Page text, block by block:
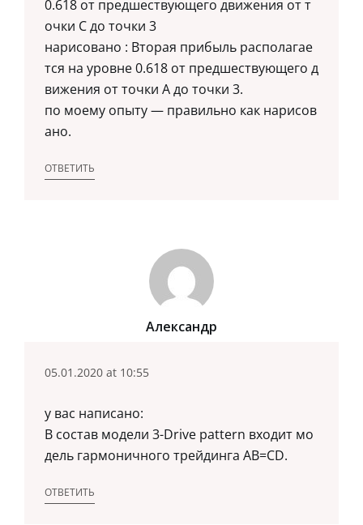
0.618 от предшествующего движения от т
очки С до точки 3
нарисовано : Вторая прибыль располагае
тся на уровне 0.618 от предшествующего д
вижения от точки A до точки 3.
по моему опыту — правильно как нарисов
ано.
ОТВЕТИТЬ
Александр
05.01.2020 at 10:55
у вас написано:
В состав модели 3-Drive pattern входит мо
дель гармоничного трейдинга AB=CD.
ОТВЕТИТЬ